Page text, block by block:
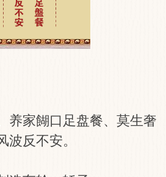
养家餬口足盘餐、莫生奢
波反不安。